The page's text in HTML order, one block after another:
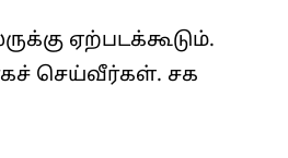
ஏற்படக்கூடும்.
செய்வீர்கள். சக